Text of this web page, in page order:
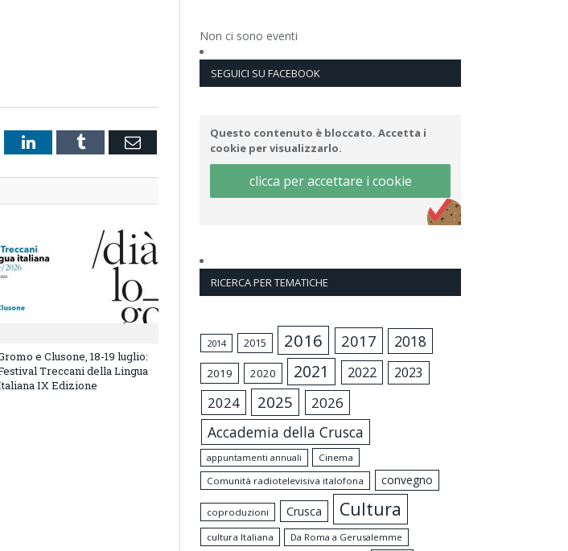
LinkedInTumblr Email
e Clusone, 18-19 luglio:
Treccani della Lingua
IX Edizione
Non ci sono eventi
SEGUICI SU FACEBOOK
Questo contenuto è bloccato. Accetta i
cookie per visualizzarlo.
clicca per accettare i cookie
RICERCA PER TEMATICHE
2014 2015 2016 2017 2018
2019 2020 2021 2022 2023
2024 2025 2026
Accademia della Crusca
appuntamenti annuali
Cinema
Comunità radiotelevisiva italofona
convegno
coproduzioni Crusca Cultura
cultura Italiana Da Roma a Gerusalemme